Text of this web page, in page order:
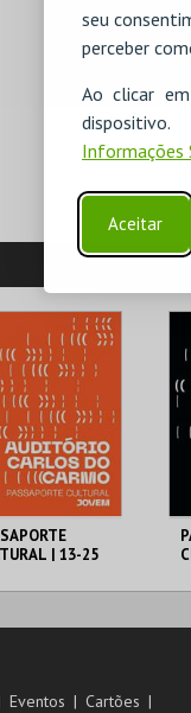
seu
perceber
Ao clicar
Informações
Aceitar
| 13-25
DE
ANOS
Eventos Cartões